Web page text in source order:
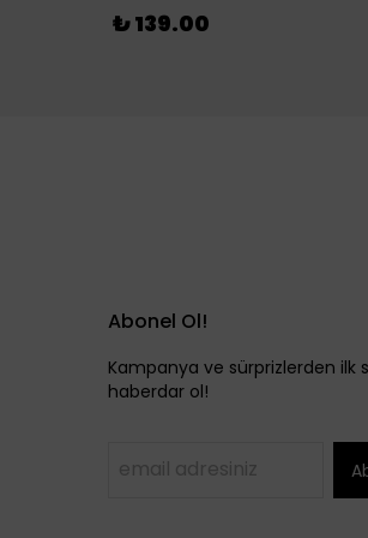
₺ 139.00
Abonel Ol!
Kampanya ve sürprizlerden ilk
haberdar ol!